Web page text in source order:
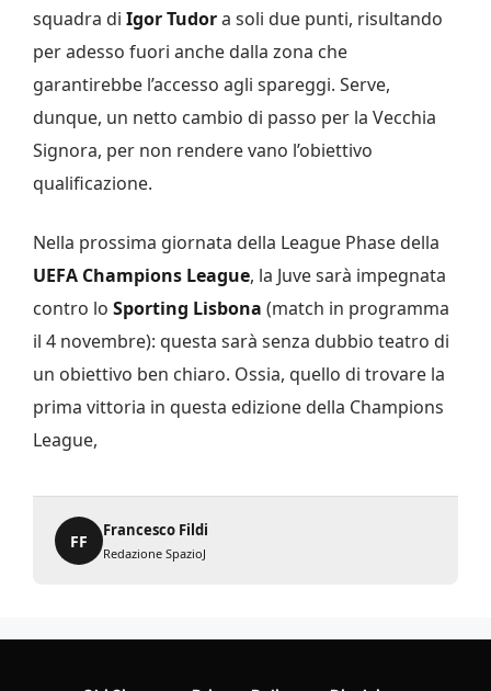
squadra di Igor Tudora soli due punti, risultando
per adesso fuori anche dalla zona che
garantirebbe l’accesso agli spareggi. Serve,
dunque, un netto cambio di passo per la Vecchia
Signora, per non rendere vano l’obiettivo
qualificazione.
Nella prossima giornata della League Phase della
UEFA Champions League, la Juve sarà impegnata
contro lo Sporting Lisbona (match in programma
il 4 novembre): questa sarà senza dubbio teatro di
un obiettivo ben chiaro. Ossia, quello di trovare la
prima vittoria in questa edizione della Champions
League,
FF
Francesco Fildi
Redazione SpazioJ